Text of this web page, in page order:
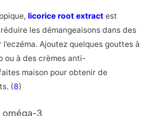
licorice root extract est
les démangeaisons dans des
Ajoutez quelques gouttes à
ou à des crèmes anti-
maison pour obtenir de
(8)
oméga-3